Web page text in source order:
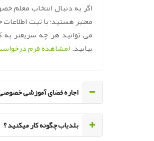
اگر به دنبال انتخاب معلم
معتبر هستید؛ با ثبت
می توانید هر چه سریعتر
بیابید.(مشاهده فرم
اجاره فضای آموزشی
‌بلدیاب چگونه کار میکنید ؟